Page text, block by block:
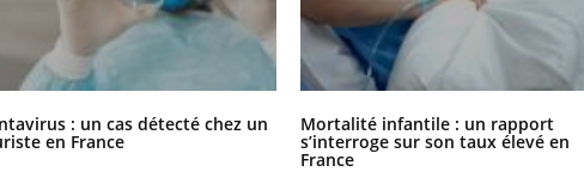
: un cas détecté chez un
en France
Mortalité infantile : un rapport
s’interroge sur son taux élevé en
France